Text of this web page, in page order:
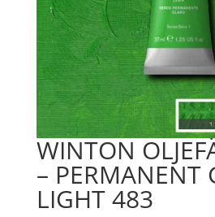
WINTON
– PERMANENT
LIGHT 483